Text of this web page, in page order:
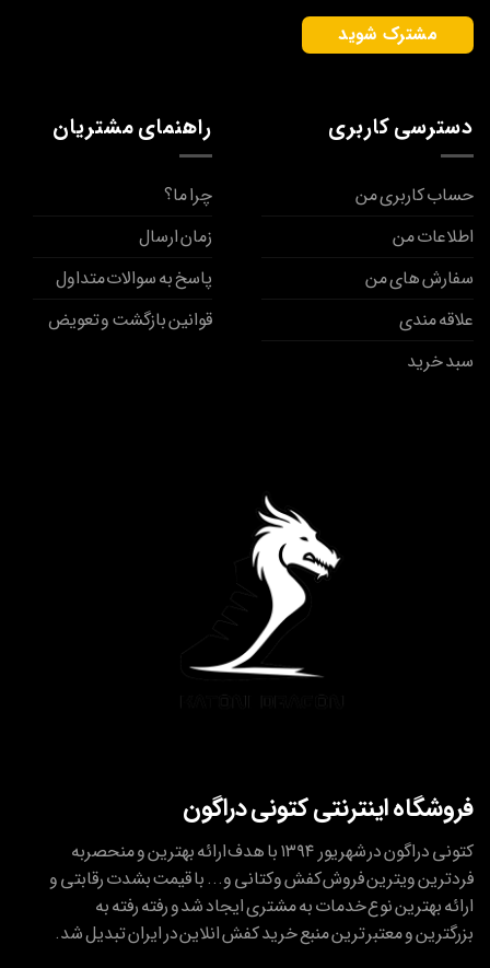
دسترسی کاربری
حساب کاربری من
اطلاعات من
سفارش های من
علاقه مندی
سبد خرید
راهنمای مشتریان
چرا ما؟
زمان ارسال
پاسخ به سوالات متداول
قوانین بازگشت و تعویض
فروشگاه اینترنتی کتونی دراگون
کتونی دراگون در شهریور ۱۳۹۴ با هدف ارائه بهترین و منحصربه
فردترین ویترین فروش کفش وکتانی و... با قیمت بشدت رقابتی و
ارائه بهترین نوع خدمات به مشتری ایجاد شد و رفته رفته به
بزرگترین و معتبر ترین منبع خرید کفش انلاین در ایران تبدیل شد.